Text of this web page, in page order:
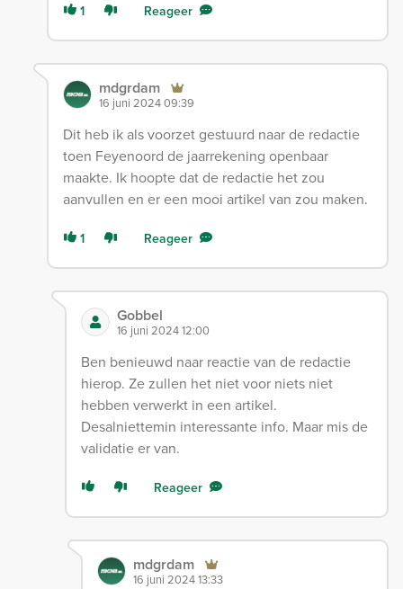
1 Reageer
mdgrdam
16 juni 2024 09:39
Dit heb ik als voorzet gestuurd naar de redactie
toen Feyenoord de jaarrekening openbaar
maakte. Ik hoopte dat de redactie het zou
aanvullen en er een mooi artikel van zou maken.
1 Reageer
Gobbel
16 juni 2024 12:00
Ben benieuwd naar reactie van de redactie
hierop. Ze zullen het niet voor niets niet
hebben verwerkt in een artikel.
Desalniettemin interessante info. Maar mis de
validatie er van.
Reageer
mdgrdam
16 juni 2024 13:33